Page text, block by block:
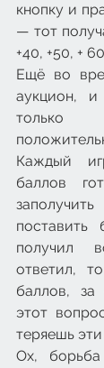
кнопку и
— тот
+40, +50, +
Ещё во
аукцион, и
только
Каждый
баллов
получил
ответил,
баллов, за
этот
теряешь
Ох,